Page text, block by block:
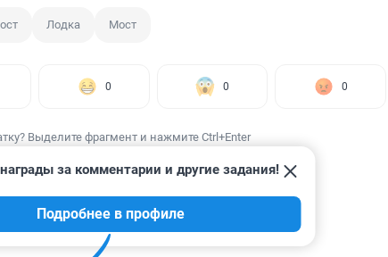
Лодка Мост
0 0 0
Выделите фрагмент и нажмите Ctrl+Enter
6
за комментарии и другие задания!
Подробнее в профиле